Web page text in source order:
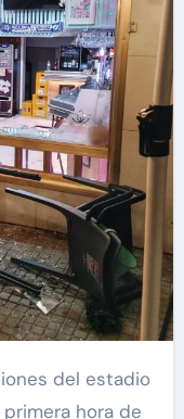
hora de